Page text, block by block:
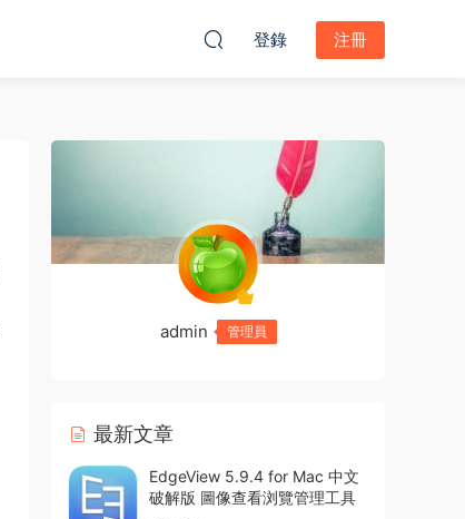
登錄 注冊
admin 管理員
最新文章
EdgeView 5.9.4 for Mac 中文
破解版 圖像查看浏覽管理工具